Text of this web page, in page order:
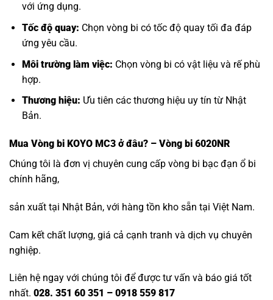
với ứng dụng.
Tốc độ quay: Chọn vòng bi có tốc độ quay tối đa đáp
ứng yêu cầu.
Môi trường làm việc: Chọn vòng bi có vật liệu và rế phù
hợp.
Thương hiệu: Ưu tiên các thương hiệu uy tín từ Nhật
Bản.
Mua Vòng bi KOYO MC3 ở đâu? – Vòng bi 6020NR
Chúng tôi là đơn vị chuyên cung cấp vòng bi bạc đạn ổ bi
chính hãng,
sản xuất tại Nhật Bản, với hàng tồn kho sẵn tại Việt Nam.
Cam kết chất lượng, giá cả cạnh tranh và dịch vụ chuyên
nghiệp.
Liên hệ ngay với chúng tôi để được tư vấn và báo giá tốt
nhất. 028. 351 60 351 – 0918 559 817